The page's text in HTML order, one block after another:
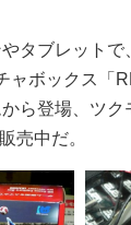
タブレットで
ャボックス「
ら登場、ツク
売中だ。